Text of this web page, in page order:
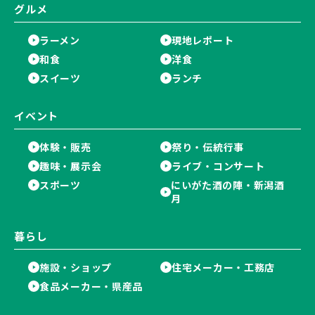
グルメ
ラーメン
現地レポート
和食
洋食
スイーツ
ランチ
イベント
体験・販売
祭り・伝統行事
趣味・展示会
ライブ・コンサート
スポーツ
にいがた酒の陣・新潟酒
月
暮らし
施設・ショップ
住宅メーカー・工務店
食品メーカー・県産品